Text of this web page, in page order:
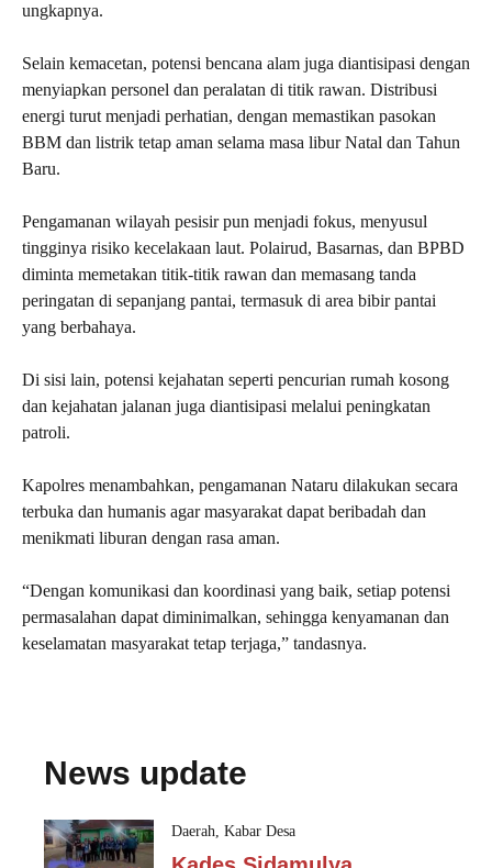
ungkapnya.
Selain kemacetan, potensi bencana alam juga diantisipasi dengan
menyiapkan personel dan peralatan di titik rawan. Distribusi
energi turut menjadi perhatian, dengan memastikan pasokan
BBM dan listrik tetap aman selama masa libur Natal dan Tahun
Baru.
Pengamanan wilayah pesisir pun menjadi fokus, menyusul
tingginya risiko kecelakaan laut. Polairud, Basarnas, dan BPBD
diminta memetakan titik-titik rawan dan memasang tanda
peringatan di sepanjang pantai, termasuk di area bibir pantai
yang berbahaya.
Di sisi lain, potensi kejahatan seperti pencurian rumah kosong
dan kejahatan jalanan juga diantisipasi melalui peningkatan
patroli.
Kapolres menambahkan, pengamanan Nataru dilakukan secara
terbuka dan humanis agar masyarakat dapat beribadah dan
menikmati liburan dengan rasa aman.
“Dengan komunikasi dan koordinasi yang baik, setiap potensi
permasalahan dapat diminimalkan, sehingga kenyamanan dan
keselamatan masyarakat tetap terjaga,” tandasnya.
News update
Daerah, Kabar Desa